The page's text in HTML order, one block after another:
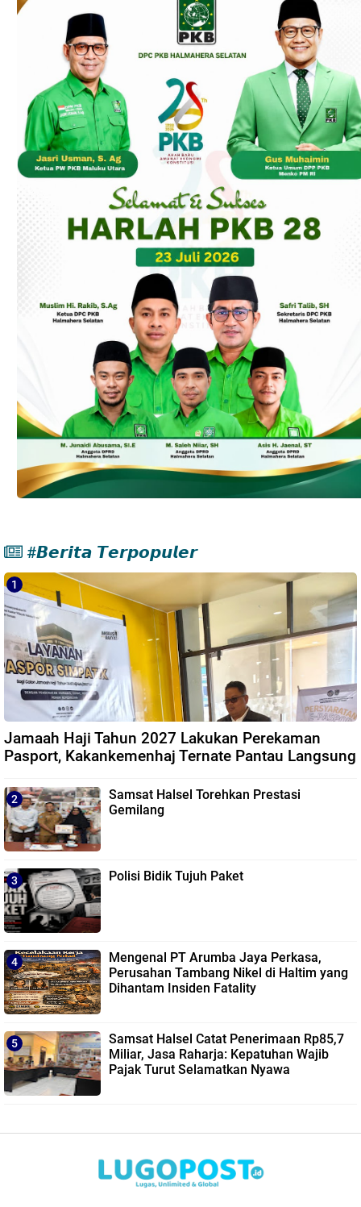
#𝘽𝙚𝙧𝙞𝙩𝙖 𝙏𝙚𝙧𝙥𝙤𝙥𝙪𝙡𝙚𝙧
Jamaah Haji Tahun 2027 Lakukan Perekaman
Pasport, Kakankemenhaj Ternate Pantau Langsung
Samsat Halsel Torehkan Prestasi
Gemilang
Polisi Bidik Tujuh Paket
Mengenal PT Arumba Jaya Perkasa,
Perusahan Tambang Nikel di Haltim yang
Dihantam Insiden Fatality
Samsat Halsel Catat Penerimaan Rp85,7
Miliar, Jasa Raharja: Kepatuhan Wajib
Pajak Turut Selamatkan Nyawa